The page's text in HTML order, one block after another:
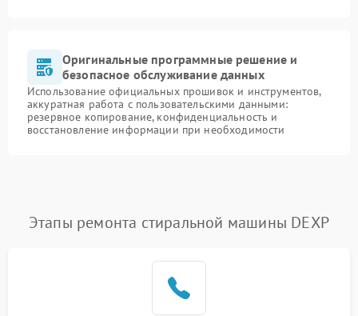
Оригинальные программные решение и
безопасное обслуживание данных
Использование официальных прошивок и инструментов,
аккуратная работа с пользовательскими данными:
резервное копирование, конфиденциальность и
восстановление информации при необходимости
Этапы ремонта стиральной машины DEXP